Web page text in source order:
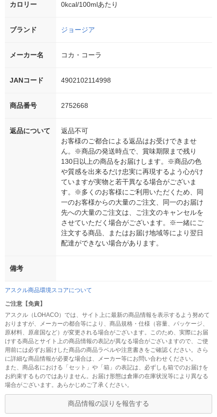
カロリー 0kcal/100mlあたり
ブランド ジョージア
メーカー名 コカ・コーラ
JANコード 4902102114998
商品番号 2752668
返品について
返品不可
お客様のご都合による返品はお受けできませ
ん。※商品の発送時点で、賞味期限まで残り
130日以上の商品をお届けします。※商品の色
や質感を出来るだけ忠実に再現するよう心がけ
ていますが実物と若干異なる場合がございま
す。※多くのお客様にご利用いただくため、同
一のお客様からの大量のご注文、同一のお届け
先への大量のご注文は、ご注文のキャンセルを
させていただく場合がございます。※一緒にご
注文する商品、またはお届け地域等により翌日
配達ができない場合があります。
備考
アスクル商品環境スコアについて
ご注意【免責】
アスクル（LOHACO）では、サイト上に最新の商品情報を表示するよう努めて
おりますが、メーカーの都合等により、商品規格・仕様（容量、パッケージ、
原材料、原産国など）が変更される場合がございます。このため、実際にお届
けする商品とサイト上の商品情報の表記が異なる場合がございますので、ご使
用前には必ずお届けした商品の商品ラベルや注意書きをご確認ください。さら
に詳細な商品情報が必要な場合は、メーカー等にお問い合わせください。
また、商品名における「セット」や「箱」の表記は、必ずしも箱でのお届けを
お約束するものではありません。お届け形態は倉庫の在庫状況等により異なる
場合がございます。あらかじめご了承ください。
商品情報の誤りを報告する